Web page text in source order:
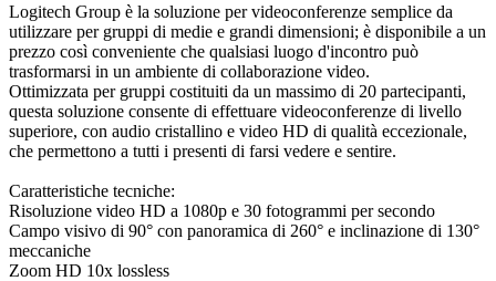
Logitech Group è la soluzione per videoconferenze semplice da
utilizzare per gruppi di medie e grandi dimensioni; è disponibile a un
prezzo così conveniente che qualsiasi luogo d'incontro può
trasformarsi in un ambiente di collaborazione video.
Ottimizzata per gruppi costituiti da un massimo di 20 partecipanti,
questa soluzione consente di effettuare videoconferenze di livello
superiore, con audio cristallino e video HD di qualità eccezionale,
che permettono a tutti i presenti di farsi vedere e sentire.
Caratteristiche tecniche:
Risoluzione video HD a 1080p e 30 fotogrammi per secondo
Campo visivo di 90° con panoramica di 260° e inclinazione di 130°
meccaniche
Zoom HD 10x lossless